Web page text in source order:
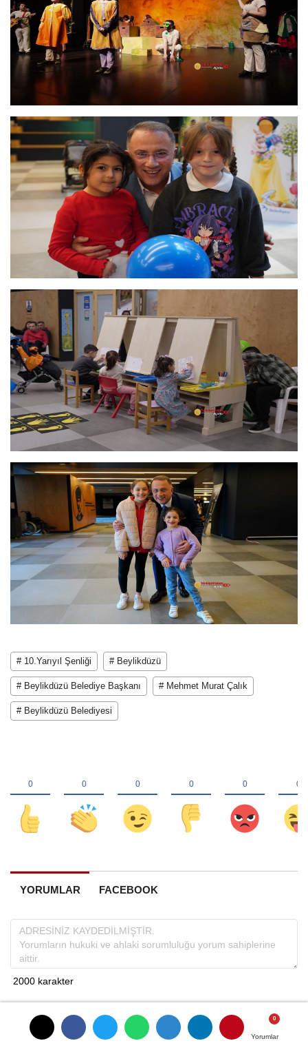
Yorumlar
Yorumlar
# 10.Yarıyıl Şenliği # Beylikdüzü
# Beylikdüzü Belediye Başkanı # Mehmet Murat Çalık
# Beylikdüzü Belediyesi
YORUMLAR FACEBOOK